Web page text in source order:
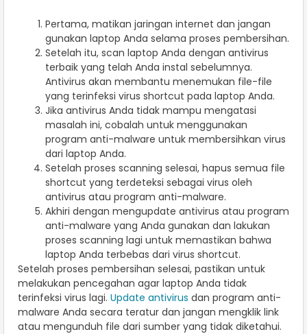
Pertama, matikan jaringan internet dan jangan
gunakan laptop Anda selama proses pembersihan.
Setelah itu, scan laptop Anda dengan antivirus
terbaik yang telah Anda instal sebelumnya.
Antivirus akan membantu menemukan file-file
yang terinfeksi virus shortcut pada laptop Anda.
Jika antivirus Anda tidak mampu mengatasi
masalah ini, cobalah untuk menggunakan
program anti-malware untuk membersihkan virus
dari laptop Anda.
Setelah proses scanning selesai, hapus semua file
shortcut yang terdeteksi sebagai virus oleh
antivirus atau program anti-malware.
Akhiri dengan mengupdate antivirus atau program
anti-malware yang Anda gunakan dan lakukan
proses scanning lagi untuk memastikan bahwa
laptop Anda terbebas dari virus shortcut.
Setelah proses pembersihan selesai, pastikan untuk
melakukan pencegahan agar laptop Anda tidak
terinfeksi virus lagi. Update antivirus dan program anti-
malware Anda secara teratur dan jangan mengklik link
atau mengunduh file dari sumber yang tidak diketahui.